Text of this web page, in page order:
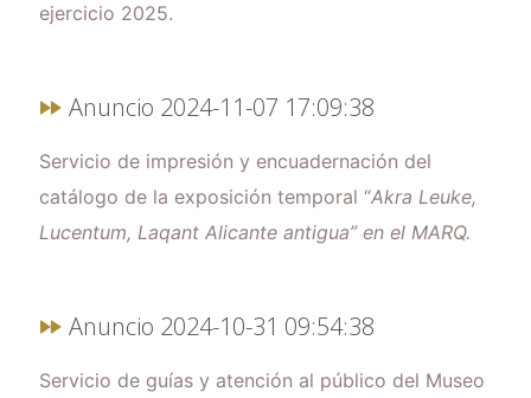
ejercicio 2025.
Anuncio 2024-11-07 17:09:38
Servicio de impresión y encuadernación del
catálogo de la exposición temporal “Akra Leuke,
Lucentum, Laqant Alicante antigua” en el MARQ.
Anuncio 2024-10-31 09:54:38
Servicio de guías y atención al público del Museo